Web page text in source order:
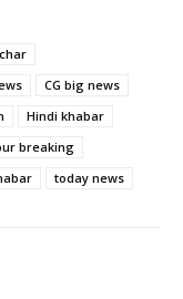
CG big news
Hindi khabar
breaking
today news